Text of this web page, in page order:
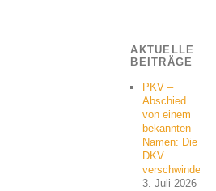
AKTUELLE
BEITRÄGE
PKV –
Abschied
von einem
bekannten
Namen: Die
DKV
verschwindet
3. Juli 2026